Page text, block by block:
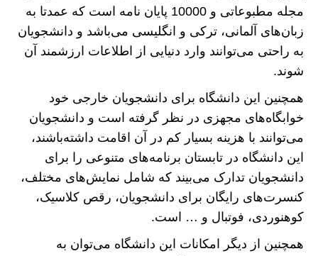
مجله مطبوعاتی و 10000 پایان نامه است که عمدتا به
زبان‌های آلمانی، ترکی و انگلیسی می‌باشد و دانشجویان
به راحتی می‌توانند وارد دنیایی از اطلاعات ارزشمند آن
شوند.
همچنین این دانشگاه برای دانشجویان خارجی خود
خوابگاه‌های مجهزی در نظر گرفته است و دانشجویان
می‌توانند با هزینه بسیار کم در آن اقامت داشته‌باشند،
این دانشگاه در تابستان برنامه‌های متنوعی را برای
دانشجویان تدارک می‌بیند که شامل نمایش‌های مختلف،
کنسرت‌های رایگان برای دانشجویان، رقص کلاسیک،
کوهنوردی، فوتبال و … است.
همچنین از دیگر امکانات این دانشگاه می‌توان به